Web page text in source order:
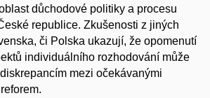
důchodové politiky a procesu
republice. Zkušenosti z jiných
či Polska ukazují, že opomenutí
individuálního rozhodování může
mezi očekávanými